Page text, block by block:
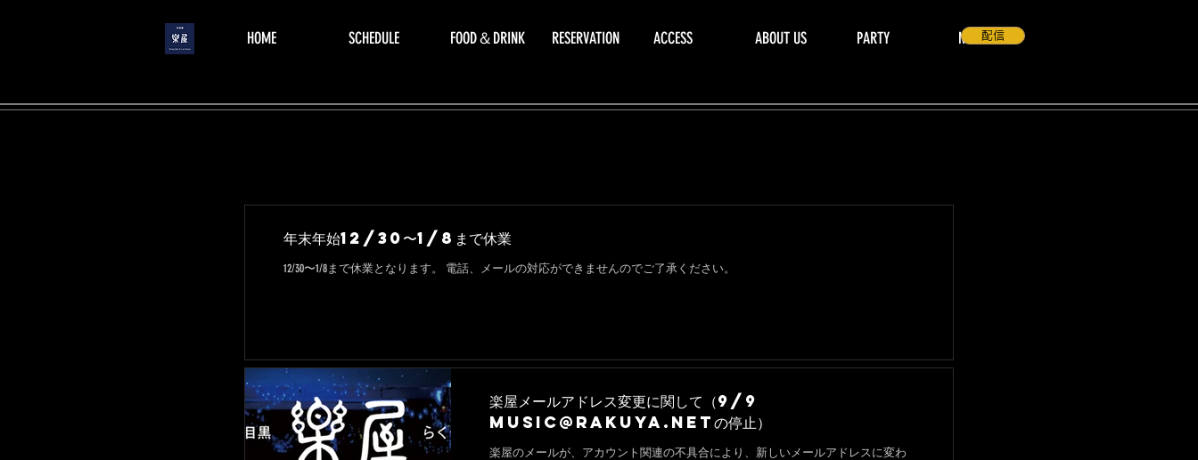
menu HOME SCHEDULE FOOD＆DRINK RESERVATION ACCESS ABOUT US PARTY NEWS配信
年末年始12/30〜1/8まで休業
12/30〜1/8まで休業となります。 電話、メールの対応ができませんのでご了承ください。
楽屋メールアドレス変更に関して（9/9
music@rakuya.netの停止）
楽屋のメールが、アカウント関連の不具合により、新しいメールアドレスに変わ